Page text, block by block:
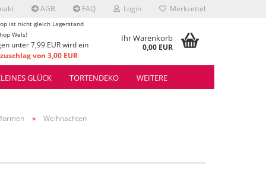
AGB FAQ Login Merkzettel
ist nicht gleich Lagerstand
Wels!
unter 7,99 EUR wird ein
von 3,00 EUR
Ihr Warenkorb
0,00 EUR
GLÜCK TORTENDEKO WEITERE
» Weihnachten